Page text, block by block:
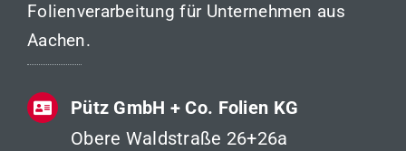
Folienverarbeitung für Unternehmen aus
Aachen.
Pütz GmbH + Co. Folien KG
Obere Waldstraße 26+26a